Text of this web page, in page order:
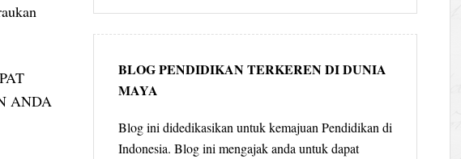
ANDA
per
bulan
BLOG PENDIDIKAN TERKEREN DI DUNIA
MAYA
Blog ini didedikasikan untuk kemajuan Pendidikan di
Indonesia. Blog ini mengajak anda untuk dapat